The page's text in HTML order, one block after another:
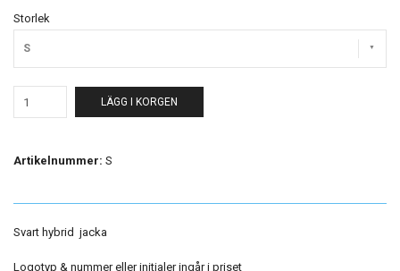
Storlek
S
LÄGG I KORGEN
Artikelnummer: S
Svart hybrid jacka
Logotyp & nummer eller initialer ingår i priset